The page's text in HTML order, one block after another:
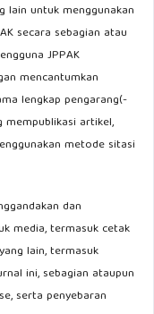
lain untuk menggunakan
secara sebagian atau
JPPAK
mencantumkan
lengkap pengarang(-
mempublikasi artikel,
metode sitasi
dan
media, termasuk cetak
lain, termasuk
ini, sebagian ataupun
serta penyebaran